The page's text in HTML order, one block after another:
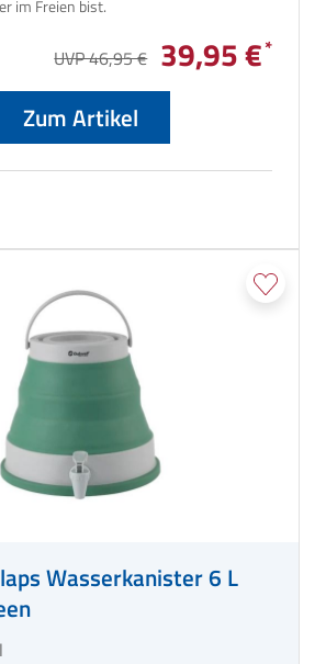
UVP 46,95 € 39,95 €
Zum Artikel
Wasserkanister 6 L